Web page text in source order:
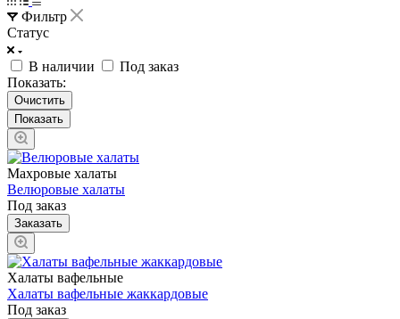
Фильтр
Статус
В наличии
Под заказ
Показать:
Очистить
Махровые халаты
Велюровые халаты
Под заказ
Заказать
Халаты вафельные
Халаты вафельные жаккардовые
Под заказ